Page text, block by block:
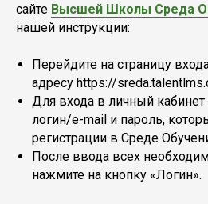
сайте Высшей Школы Среда
нашей инструкции:
Перейдите на страницу
адресу https://
Для входа в личный
логин/e-mail и пароль,
регистрации в Среде
После ввода всех
нажмите на кнопку «Логин».